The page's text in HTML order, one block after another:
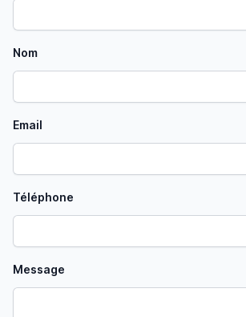
Nom
Email
Téléphone
Message